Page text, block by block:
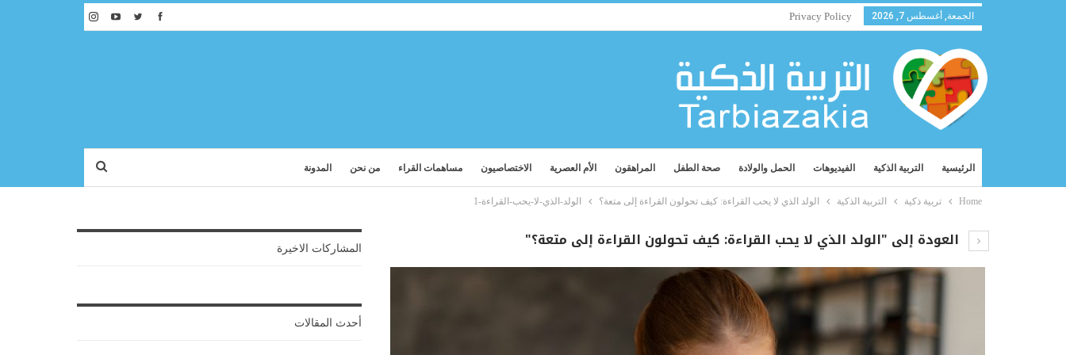
الجمعة, أغسطس 7, 2026 Privacy Policy
الرئيسية التربية الذكية الفيديوهات الحمل والولادة صحة الطفل المراهقون الأم العصرية الاختصاصيون مساهمات القراء من نحن المدونة
Home تربية ذكية التربية الذكية الولد الذي لا يحب القراءة: كيف تحولون القراءة إلى متعة؟ الولد-الذي-لا-يحب-القراءة-1
العودة إلى "الولد الذي لا يحب القراءة: كيف تحولون القراءة إلى متعة؟" المشاركات الاخيرة
أحدث المقالات